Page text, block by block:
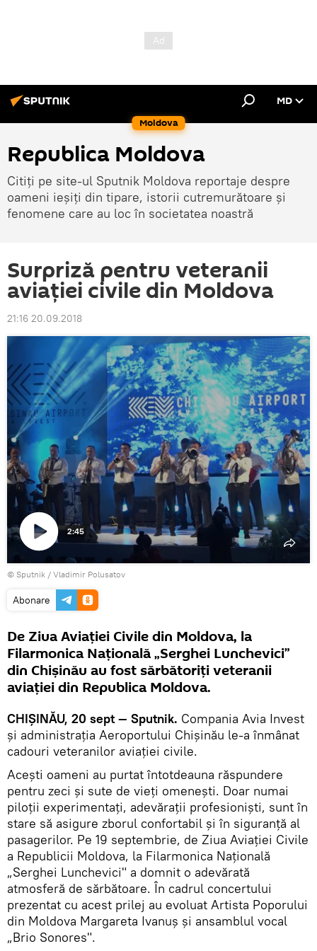
Moldova
MD
Republica Moldova
Citiți pe site-ul Sputnik Moldova reportaje despre
oameni ieșiți din tipare, istorii cutremurătoare și
fenomene care au loc în societatea noastră
Surpriză pentru veteranii
aviației civile din Moldova
21:16 20.09.2018
Play
Video
2:45
© Sputnik / Vladimir Polusatov
Abonare
De Ziua Aviației Civile din Moldova, la
Filarmonica Națională „Serghei Lunchevici”
din Chișinău au fost sărbătoriți veteranii
aviației din Republica Moldova.
CHIȘINĂU, 20 sept — Sputnik. Compania Avia Invest
și administrația Aeroportului Chișinău le-a înmânat
cadouri veteranilor aviației civile.
Acești oameni au purtat întotdeauna răspundere
pentru zeci și sute de vieți omenești. Doar numai
piloții experimentați, adevărații profesioniști, sunt în
stare să asigure zborul confortabil și în siguranță al
pasagerilor. Pe 19 septembrie, de Ziua Aviației Civile
a Republicii Moldova, la Filarmonica Națională
„Serghei Lunchevici" a domnit o adevărată
atmosferă de sărbătoare. În cadrul concertului
prezentat cu acest prilej au evoluat Artista Poporului
din Moldova Margareta Ivanuș și ansamblul vocal
„Brio Sonores".